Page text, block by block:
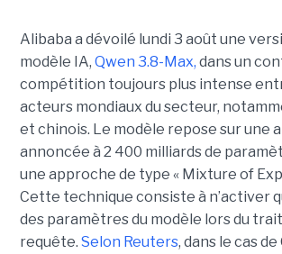
Alibaba a dévoilé lundi 3 août une
modèle IA, Qwen 3.8-Max, dans un
compétition toujours plus intense
acteurs mondiaux du secteur,
et chinois. Le modèle repose sur une
annoncée à 2 400 milliards de
une approche de type « Mixture of
Cette technique consiste à n’activer
des paramètres du modèle lors du
requête. Selon Reuters, dans le cas